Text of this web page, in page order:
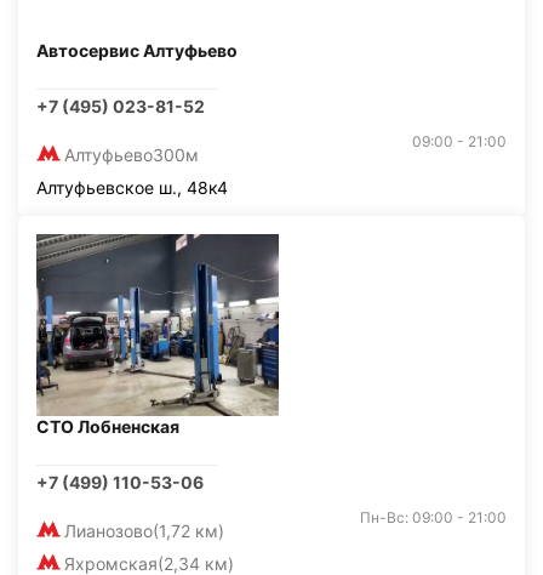
Автосервис Алтуфьево
+7 (495) 023-81-52
Алтуфьево300м
09:00 - 21:00
Алтуфьевское ш., 48к4
СТО Лобненская
+7 (499) 110-53-06
Лианозово(1,72 км)
Яхромская(2,34 км)
Пн-Вс: 09:00 - 21:00